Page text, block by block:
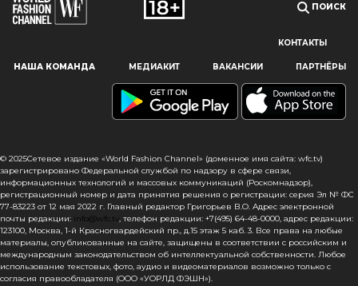
Наш сайт использует файлы cookie и похожие технологии,
пользователям, предоставляя персонализированную
информацию, запоминая предпочтения в области
сайта, вы подтверждаете свое согласие на использование
файлов cookie в соответствии с настоящим уведомлением
в отношении данного типа файлов. Если вы не согласны
с тем, чтобы мы использовали данный тип файлов,
то вы должны соответствующим образом установить
настройки вашего браузера или не использовать сайт wfc.tv
ПОИСК
КОНТАКТЫ
НАША КОМАНДА МЕДИАКИТ ВАКАНСИИ ПАРТНЁРЫ
© 2025Сетевое издание «World Fashion Channel» (доменное имя сайта: wfc.tv)
зарегистрировано Федеральной службой по надзору в сфере связи,
информационных технологий и массовых коммуникаций (Роскомнадзор),
регистрационный номер и дата принятия решения о регистрации: серия Эл № ФС
77-83223 от 12 мая 2022 г. Главный редактор Григорьев В.О. Адрес электронной
почты редакции: info@wfc.tv, телефон редакции: +7(495) 64-48-0000, адрес редакции:
123100, Москва, 1-й Красногвардейский пр., д.15 этаж 5 каб. 3. Все права на любые
материалы, опубликованные на сайте, защищены в соответствии с российским и
международным законодательством об интеллектуальной собственности. Любое
использование текстовых, фото, аудио и видеоматериалов возможно только с
согласия правообладателя (ООО «УОРЛД ФЭШН»).